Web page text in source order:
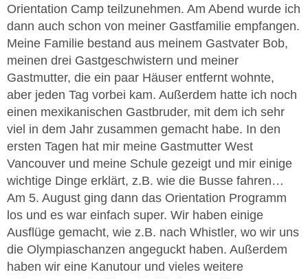
Orientation Camp teilzunehmen. Am Abend wurde ich
dann auch schon von meiner Gastfamilie empfangen.
Meine Familie bestand aus meinem Gastvater Bob,
meinen drei Gastgeschwistern und meiner
Gastmutter, die ein paar Häuser entfernt wohnte,
aber jeden Tag vorbei kam. Außerdem hatte ich noch
einen mexikanischen Gastbruder, mit dem ich sehr
viel in dem Jahr zusammen gemacht habe. In den
ersten Tagen hat mir meine Gastmutter West
Vancouver und meine Schule gezeigt und mir einige
wichtige Dinge erklärt, z.B. wie die Busse fahren…
Am 5. August ging dann das Orientation Programm
los und es war einfach super. Wir haben einige
Ausflüge gemacht, wie z.B. nach Whistler, wo wir uns
die Olympiaschanzen angeguckt haben. Außerdem
haben wir eine Kanutour und vieles weitere